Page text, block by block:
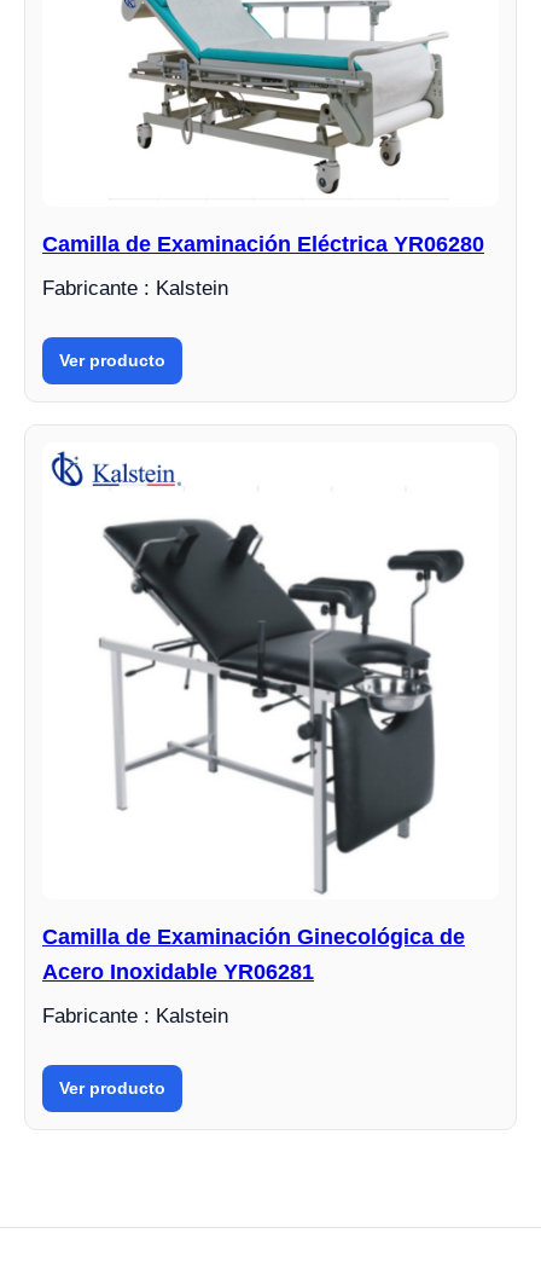
Camilla de Examinación Eléctrica YR06280
Fabricante : Kalstein
Ver producto
Camilla de Examinación Ginecológica de
Acero Inoxidable YR06281
Fabricante : Kalstein
Ver producto